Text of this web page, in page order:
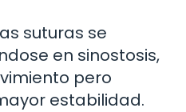
suturas se
en sinostosis,
pero
estabilidad.